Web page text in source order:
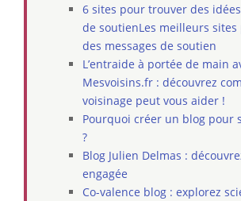
6 sites pour trouver des
de soutienLes meilleurs
des messages de soutien
L’entraide à portée de main
Mesvoisins.fr : découvrez
voisinage peut vous aider !
Pourquoi créer un blog pour
?
Blog Julien Delmas :
engagée
Co-valence blog : explorez